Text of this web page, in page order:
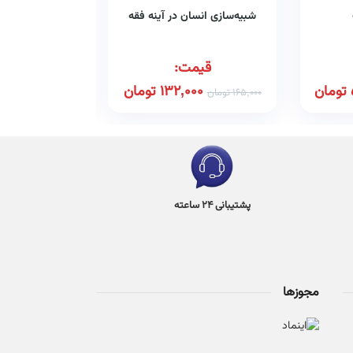
تومان
شبیه‌سازی انسان در آینه فقه
قیمت:
165,000تومان 132,000تومان
پشتیبانی 24 ساعته
مجوزها